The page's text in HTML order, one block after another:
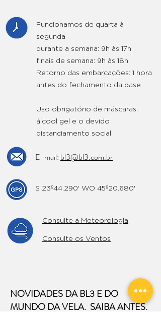
Funcionamos de quarta à
segunda
durante a semana: 9h às 17h
finais de semana: 9h às 18h
Retorno das embarcações: 1 hora
antes do fechamento da base
Uso obrigatório de máscaras,
álcool gel e o devido
distanciamento social
E-mail: bl3@bl3.com.br
S 23º44.290' WO 45º20.680'
Consulte a Meteorologia
Consulte os Ventos
NOVIDADES DA BL3 E DO
MUNDO DA VELA. SAIBA ANTES.